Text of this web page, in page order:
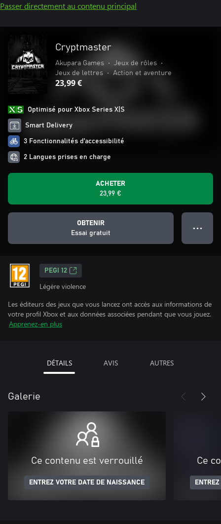
Passer directement au contenu principal
Cryptmaster
Akupara Games • Jeux de rôles
•
Jeux de lettres
• Action et aventure
23,99 €
Optimisé pour Xbox Series X|S
Smart Delivery
3 Fonctionnalités d’accessibilité
2 Langues prises en charge
ACHETER
23,99 €
OBTENIR
Essai gratuit
● ● ●
PEGI 12
Légère violence
Les éditeurs des jeux que vous lancez ont accès aux informations de
votre profil Xbox et aux données associées pendant que vous jouez.
Apprenez-en plus
DÉTAILS AVIS AUTRES
Galerie
Ce contenu est verrouillé
ENTREZ VOTRE DATE DE NAISSANCE
Ce